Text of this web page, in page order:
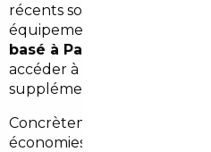
récents sortent à des tarifs
équipements complets. Un
basé à Paris
accéder à ces offres
supplémentaire.
Concrètement, selon le type
économies réalisées